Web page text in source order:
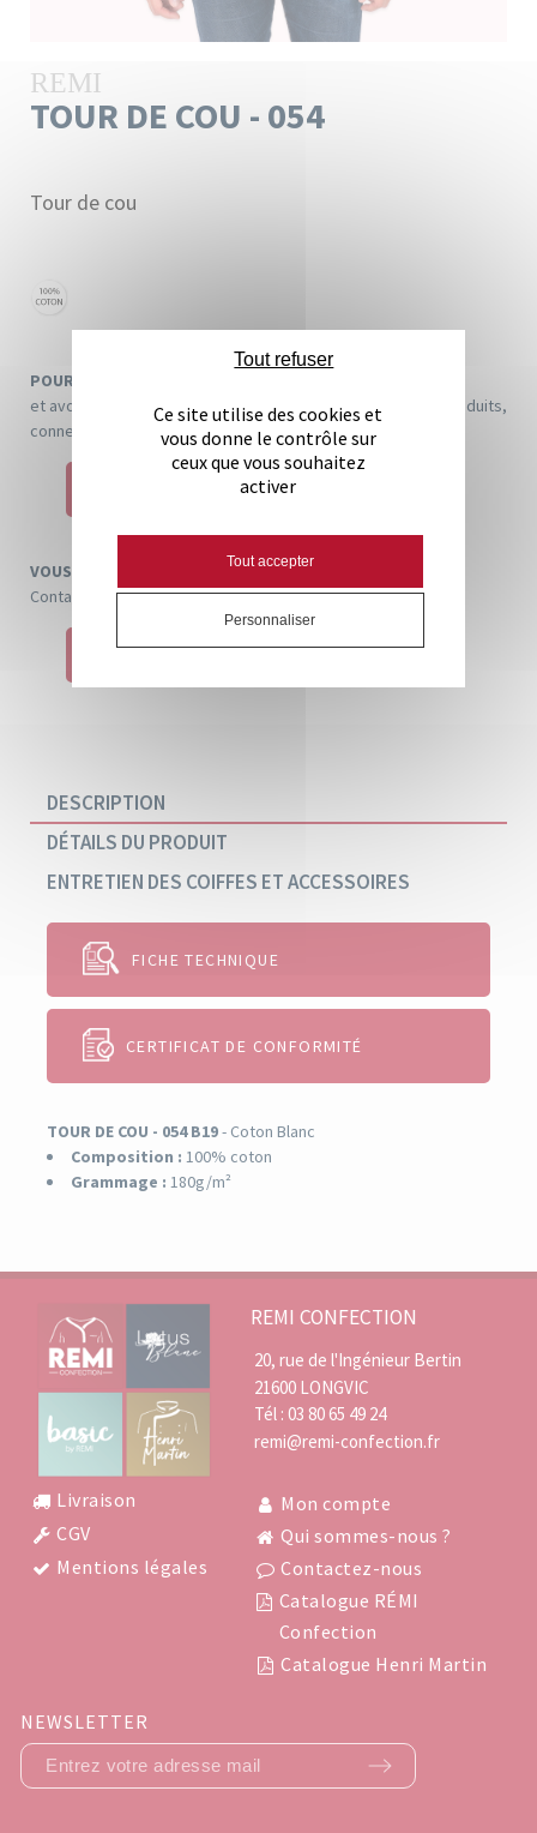
REMI
TOUR DE COU - 054
Tour de cou
Coton
POUR PASSER COMMANDE
et avoir plus de détails sur les tarifs et les stocks de nos produits,
connectez-vous !
VOUS N'AVEZ PAS ENCORE DE COMPTE
Contactez-nous pour une ouverture de compte
DESCRIPTION
DÉTAILS DU PRODUIT
ENTRETIEN DES COIFFES ET ACCESSOIRES
FICHE TECHNIQUE
CERTIFICAT DE CONFORMITÉ
TOUR DE COU - 054 B19- Coton Blanc
Composition : 100% coton
Grammage : 180g/m²
Genre Mixte
Composition 100% coton
Couleur
·
·
REMI CONFECTION
20, rue de l'Ingénieur Bertin
21600 LONGVIC
Tél : 03 80 65 49 24
remi@remi-confection.fr
Livraison
CGV
Mentions légales
Mon compte
Qui sommes-nous ?
Contactez-nous
Catalogue RÉMI
Confection
Catalogue Henri Martin
NEWSLETTER
Ce site utilise des cookies et
vous donne le contrôle sur
ceux que vous souhaitez
activer
Tout accepter
Tout refuser
Personnaliser